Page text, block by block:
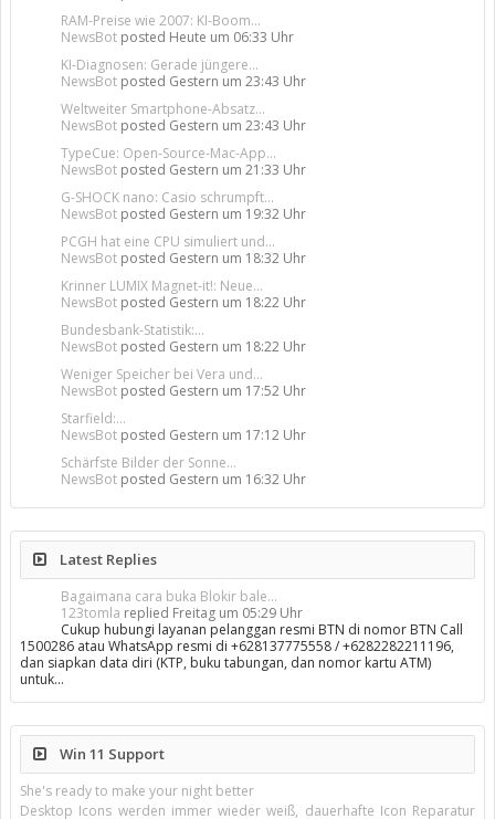
RAM-Preise wie 2007: KI-Boom...
NewsBot posted Heute um 06:33 Uhr
KI-Diagnosen: Gerade jüngere...
NewsBot posted Gestern um 23:43 Uhr
Weltweiter Smartphone-Absatz...
NewsBot posted Gestern um 23:43 Uhr
TypeCue: Open-Source-Mac-App...
NewsBot posted Gestern um 21:33 Uhr
G-SHOCK nano: Casio schrumpft...
NewsBot posted Gestern um 19:32 Uhr
PCGH hat eine CPU simuliert und...
NewsBot posted Gestern um 18:32 Uhr
Krinner LUMIX Magnet-it!: Neue...
NewsBot posted Gestern um 18:22 Uhr
Bundesbank-Statistik:...
NewsBot posted Gestern um 18:22 Uhr
Weniger Speicher bei Vera und...
NewsBot posted Gestern um 17:52 Uhr
Starfield:...
NewsBot posted Gestern um 17:12 Uhr
Schärfste Bilder der Sonne...
NewsBot posted Gestern um 16:32 Uhr
Latest Replies
Bagaimana cara buka Blokir bale...
123tomla replied Freitag um 05:29 Uhr
Cukup hubungi layanan pelanggan resmi BTN di nomor BTN Call
1500286 atau WhatsApp resmi di +628137775558 / +6282282211196,
dan siapkan data diri (KTP, buku tabungan, dan nomor kartu ATM)
untuk…
Win 11 Support
She's ready to make your night better
Desktop Icons werden immer wieder weiß, dauerhafte Icon Reparatur